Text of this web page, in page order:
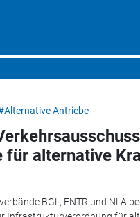
Antriebe
für alternative
BGL, FNTR und NLA